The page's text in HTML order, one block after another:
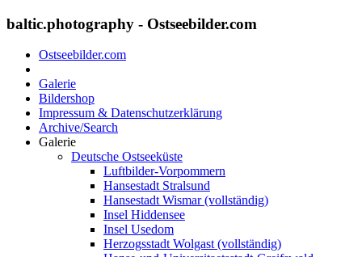
baltic.photography - Ostseebilder.com
Ostseebilder.com
Galerie
Bildershop
Impressum & Datenschutzerklärung
Archive/Search
Galerie
Deutsche Ostseeküste
Luftbilder-Vorpommern
Hansestadt Stralsund
Hansestadt Wismar (vollständig)
Insel Hiddensee
Insel Usedom
Herzogsstadt Wolgast (vollständig)